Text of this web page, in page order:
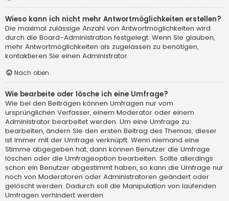
Wieso kann ich nicht mehr Antwortmöglichkeiten erstellen?
Die maximal zulässige Anzahl von Antwortmöglichkeiten wird
durch die Board-Administration festgelegt. Wenn Sie glauben,
mehr Antwortmöglichkeiten als zugelassen zu benötigen,
kontaktieren Sie einen Administrator.
Nach oben
Wie bearbeite oder lösche ich eine Umfrage?
Wie bei den Beiträgen können Umfragen nur vom
ursprünglichen Verfasser, einem Moderator oder einem
Administrator bearbeitet werden. Um eine Umfrage zu
bearbeiten, ändern Sie den ersten Beitrag des Themas; dieser
ist immer mit der Umfrage verknüpft. Wenn niemand eine
Stimme abgegeben hat, dann können Benutzer die Umfrage
löschen oder die Umfrageoption bearbeiten. Sollte allerdings
schon ein Benutzer abgestimmt haben, so kann die Umfrage nur
noch von Moderatoren oder Administratoren geändert oder
gelöscht werden. Dadurch soll die Manipulation von laufenden
Umfragen verhindert werden.